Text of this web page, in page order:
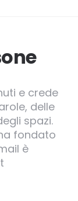
e crede
delle
spazi.
fondato
è